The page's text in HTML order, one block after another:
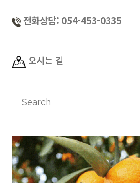
전화상담: 054-453-0335
오시는 길
Search
for: